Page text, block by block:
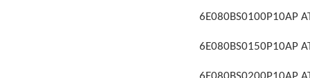
6E080BS0100P10AP
6E080BS0150P10AP